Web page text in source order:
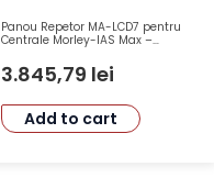
Panou Repetor MA-LCD7 pentru
Centrale Morley-IAS Max –
Honeywell cu Ecran Tactil de 7
Inch
3.845,79 lei
Add to cart